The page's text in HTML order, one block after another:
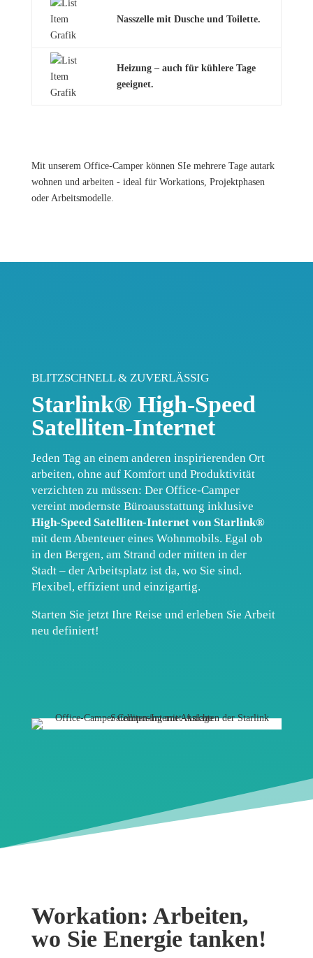
Nasszelle mit Dusche und Toilette.
Heizung – auch für kühlere Tage
geeignet.
Mit unserem Office-Camper können SIe mehrere Tage autark
wohnen und arbeiten - ideal für Workations, Projektphasen
oder Arbeitsmodelle.
BLITZSCHNELL & ZUVERLÄSSIG
Starlink® High-Speed
Satelliten-Internet
Jeden Tag an einem anderen inspirierenden Ort
arbeiten, ohne auf Komfort und Produktivität
verzichten zu müssen: Der Office-Camper
vereint modernste Büroausstattung inklusive
High-Speed Satelliten-Internet von Starlink®
mit dem Abenteuer eines Wohnmobils. Egal ob
in den Bergen, am Strand oder mitten in der
Stadt – der Arbeitsplatz ist da, wo Sie sind.
Flexibel, effizient und einzigartig.
Starten Sie jetzt Ihre Reise und erleben Sie Arbeit
neu definiert!
Workation: Arbeiten,
wo Sie Energie tanken!